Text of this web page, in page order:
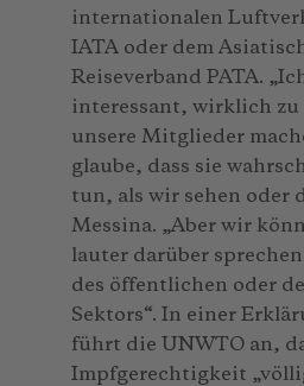
internationalen
IATA oder dem
Reiseverband PATA.
interessant, wirklich zu
unsere Mitglieder
glaube, dass sie
tun, als wir sehen oder
Messina. „Aber wir
lauter darüber
des öffentlichen oder
Sektors“. In einer
führt die UNWTO an,
Impfgerechtigkeit